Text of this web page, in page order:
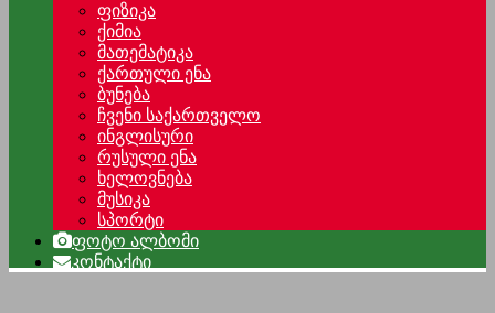
ფიზიკა
ქიმია
მათემატიკა
ქართული ენა
ბუნება
ჩვენი საქართველო
ინგლისური
რუსული ენა
ხელოვნება
მუსიკა
სპორტი
ფოტო ალბომი
კონტაქტი